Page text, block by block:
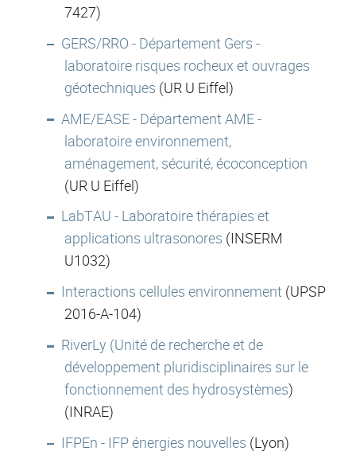
7427)
GERS/RRO - Département Gers -
laboratoire risques rocheux et ouvrages
géotechniques (UR U Eiffel)
AME/EASE - Département AME -
laboratoire environnement,
aménagement, sécurité, écoconception
(UR U Eiffel)
LabTAU - Laboratoire thérapies et
applications ultrasonores (INSERM
U1032)
Interactions cellules environnement (UPSP
2016-A-104)
RiverLy (Unité de recherche et de
développement pluridisciplinaires sur le
fonctionnement des hydrosystèmes)
(INRAE)
IFPEn - IFP énergies nouvelles (Lyon)